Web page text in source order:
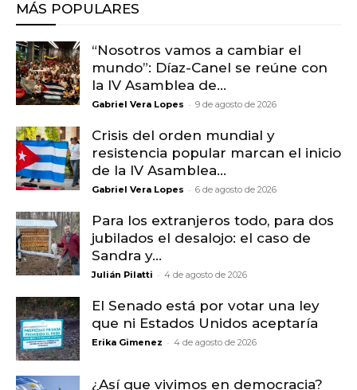
MÁS POPULARES
“Nosotros vamos a cambiar el
mundo”: Díaz-Canel se reúne con
la IV Asamblea de...
Gabriel Vera Lopes - 9 de agosto de 2026
Crisis del orden mundial y
resistencia popular marcan el inicio
de la IV Asamblea...
Gabriel Vera Lopes - 6 de agosto de 2026
Para los extranjeros todo, para dos
jubilados el desalojo: el caso de
Sandra y...
Julián Pilatti - 4 de agosto de 2026
El Senado está por votar una ley
que ni Estados Unidos aceptaría
Erika Gimenez - 4 de agosto de 2026
¿Así que vivimos en democracia?